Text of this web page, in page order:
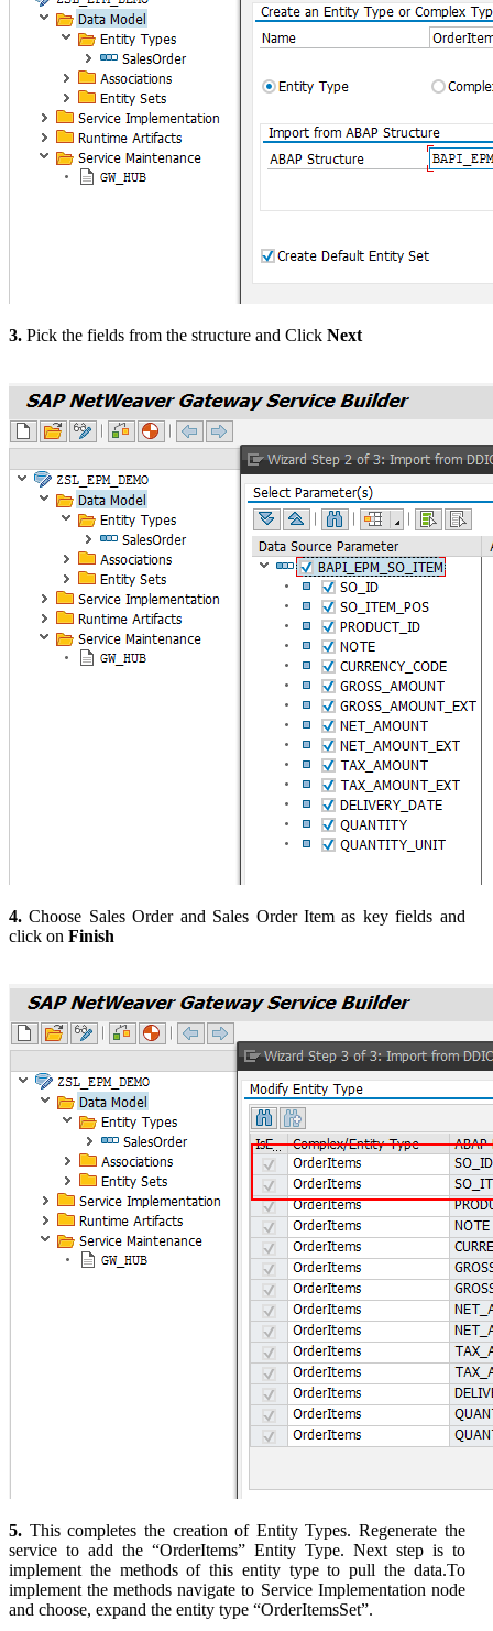
3. Pick the fields from the structure and Click Next
4. Choose Sales Order and Sales Order Item as key fields and
click on Finish
5. This completes the creation of Entity Types. Regenerate the
service to add the “OrderItems” Entity Type. Next step is to
implement the methods of this entity type to pull the data.To
implement the methods navigate to Service Implementation node
and choose, expand the entity type “OrderItemsSet”.